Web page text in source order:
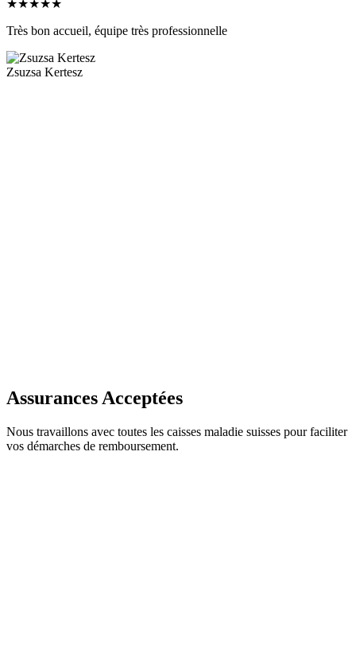
Très bon accueil, équipe très professionnelle
Zsuzsa Kertesz
Assurances Acceptées
Nous travaillons avec toutes les caisses maladie suisses pour faciliter
vos démarches de remboursement.